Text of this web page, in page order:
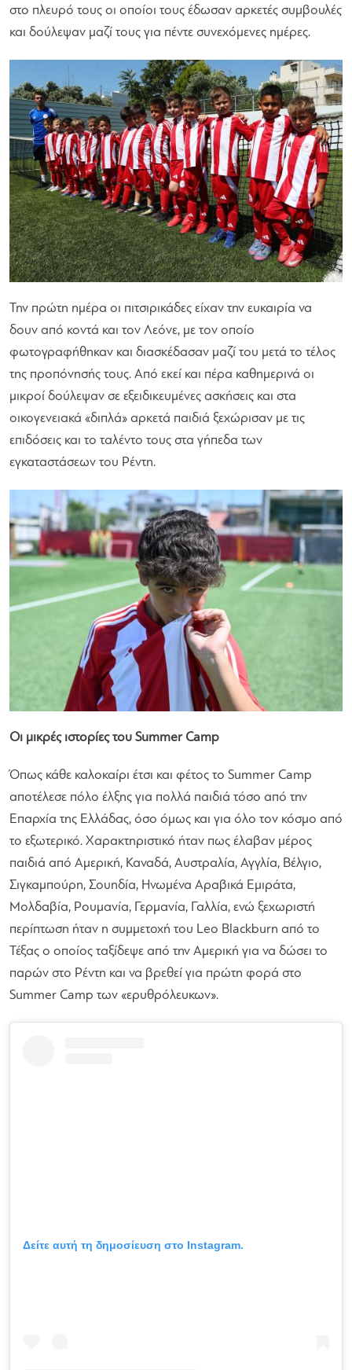
στο πλευρό τους οι οποίοι τους έδωσαν αρκετές συμβουλές
και δούλεψαν μαζί τους για πέντε συνεχόμενες ημέρες.
Την πρώτη ημέρα οι πιτσιρικάδες είχαν την ευκαιρία να
δουν από κοντά και τον Λεόνε, με τον οποίο
φωτογραφήθηκαν και διασκέδασαν μαζί του μετά το τέλος
της προπόνησής τους. Από εκεί και πέρα καθημερινά οι
μικροί δούλεψαν σε εξειδικευμένες ασκήσεις και στα
οικογενειακά «διπλά» αρκετά παιδιά ξεχώρισαν με τις
επιδόσεις και το ταλέντο τους στα γήπεδα των
εγκαταστάσεων του Ρέντη.
Οι μικρές ιστορίες του Summer Camp
Όπως κάθε καλοκαίρι έτσι και φέτος το Summer Camp
αποτέλεσε πόλο έλξης για πολλά παιδιά τόσο από την
Επαρχία της Ελλάδας, όσο όμως και για όλο τον κόσμο από
το εξωτερικό. Χαρακτηριστικό ήταν πως έλαβαν μέρος
παιδιά από Αμερική, Καναδά, Αυστραλία, Αγγλία, Βέλγιο,
Σιγκαμπούρη, Σουηδία, Ηνωμένα Αραβικά Εμιράτα,
Μολδαβία, Ρουμανία, Γερμανία, Γαλλία, ενώ ξεχωριστή
περίπτωση ήταν η συμμετοχή του Leo Blackburn από το
Τέξας ο οποίος ταξίδεψε από την Αμερική για να δώσει το
παρών στο Ρέντη και να βρεθεί για πρώτη φορά στο
Summer Camp των «ερυθρόλευκων».
Δείτε αυτή τη δημοσίευση στο Instagram.